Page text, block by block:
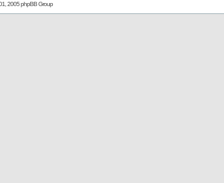
2005 phpBB Group